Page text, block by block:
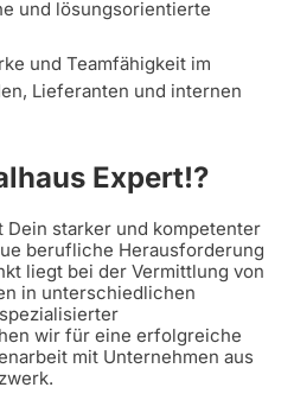
und lösungsorientierte
und Teamfähigkeit im
Lieferanten und internen
Expert!?
Dein starker und kompetenter
berufliche Herausforderung
liegt bei der Vermittlung von
in unterschiedlichen
wir für eine erfolgreiche
mit Unternehmen aus